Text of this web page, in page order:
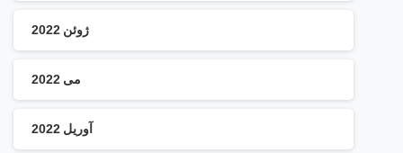
ژوئن 2022
می 2022
آوریل 2022